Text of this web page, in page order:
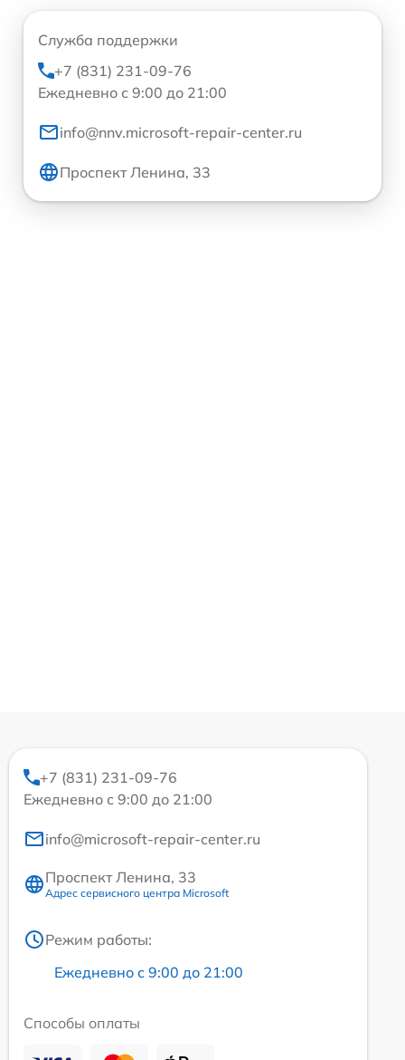
Служба поддержки
+7 (831) 231-09-76
Ежедневно с 9:00 до 21:00
info@nnv.microsoft-repair-center.ru
Проспект Ленина, 33
+7 (831) 231-09-76
Ежедневно с 9:00 до 21:00
info@microsoft-repair-center.ru
Проспект Ленина, 33
Адрес сервисного центра Microsoft
Режим работы:
Ежедневно с 9:00 до 21:00
Способы оплаты